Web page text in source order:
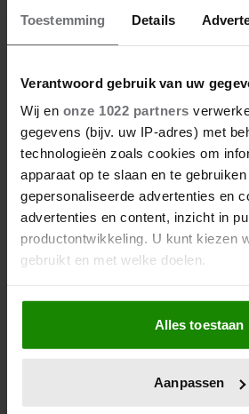
Toestemming Details
Verantwoord gebruik van uw
Wij en onze 1022 partners
gegevens (bijv. uw IP-adres) met
technologieën zoals cookies om
apparaat op te slaan en te
gepersonaliseerde advertenties en
advertenties en content, inzicht in
productontwikkeling. U kunt kiezen
gebruikt en met welke doelen.
Als u het toestaat, willen we ook
Informatie verzamelen over
locatie, die tot een paar meter
scannen op specifieke
Alles toestaan
Aanpassen